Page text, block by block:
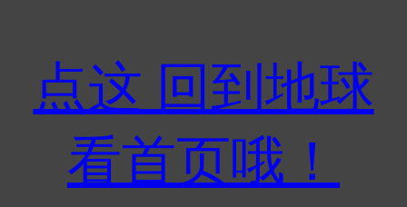
点这 回到地球
看首页哦！